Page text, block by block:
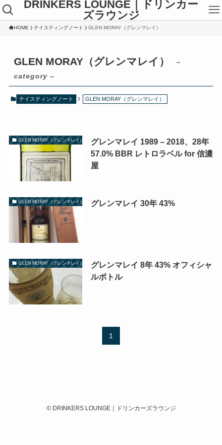
DRINKERS LOUNGE｜ドリンカー
ズラウンジ
HOME テイスティングノート GLEN MORAY（グレンマレイ）
GLEN MORAY（グレンマレイ）
–
category –
テイスティングノート GLEN MORAY（グレンマレイ）
GLEN MORAY（グレンマレイ）
グレンマレイ 1989 – 2018、28年
57.0% BBR レトロラベル for 信濃
屋
GLEN MORAY（グレンマレイ） グレンマレイ 30年 43%
GLEN MORAY（グレンマレイ）
グレンマレイ 8年 43% オフィシャ
ルボトル
1
©DRINKERS LOUNGE｜ドリンカーズラウンジ